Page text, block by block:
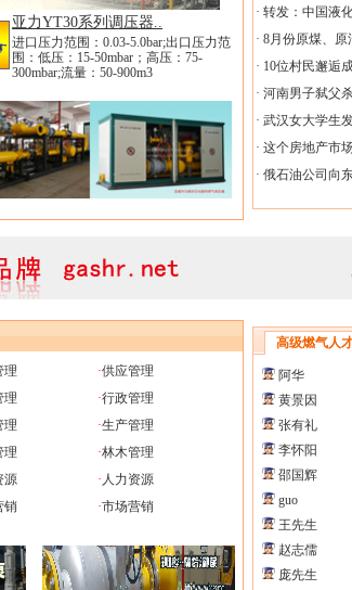
亚力YT30系列调压器..
进口压力范围：0.03-5.0bar;出口压力范
围：低压：15-50mbar；高压：75-
300mbar;流量：50-900m3
· 转发：中国液
· 8月份原煤、
· 10位村民邂逅
· 河南男子弑父
· 武汉女大学生
· 这个房地产市
· 俄石油公司向
理 ·供应管理
理 ·行政管理
理 ·生产管理
理 ·林木管理
源 · 人力资源
销 ·市场营销
高级燃气人
阿华
黄景因
张有礼
李怀阳
邵国辉
guo
王先生
赵志儒
庞先生